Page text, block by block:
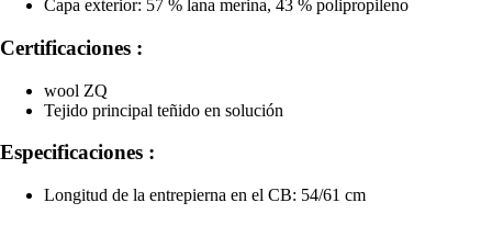
Capa exterior: 57 % lana merina, 43 % polipropileno
Certificaciones :
wool ZQ
Tejido principal teñido en solución
Especificaciones :
Longitud de la entrepierna en el CB: 54/61 cm